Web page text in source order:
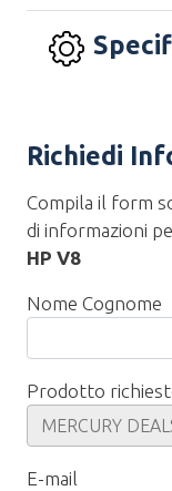
Richiedi
Compila il form
di informazioni
HP V8
Nome Cognome
Prodotto
E-mail